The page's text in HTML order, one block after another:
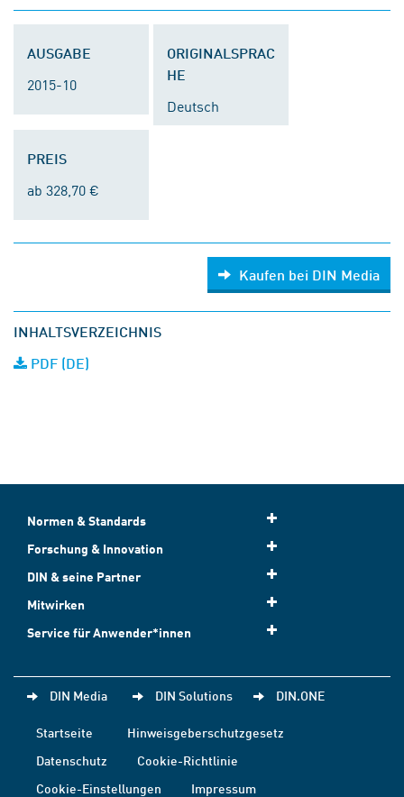
AUSGABE
2015-10
ORIGINALSPRAC
HE
Deutsch
PREIS
ab 328,70 €
Kaufen bei DIN Media
INHALTSVERZEICHNIS
PDF (DE)
Normen & Standards
Forschung & Innovation
DIN & seine Partner
Mitwirken
Service für Anwender*innen
DIN Media DIN Solutions DIN.ONE
Startseite
Hinweisgeberschutzgesetz
Datenschutz
Cookie-Richtlinie
Cookie-Einstellungen
Impressum